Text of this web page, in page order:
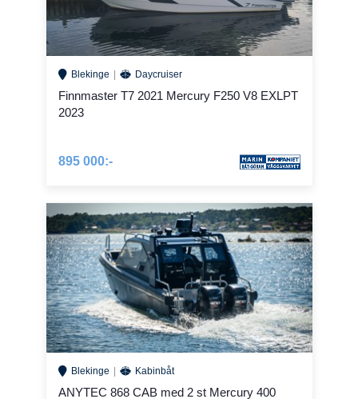
Blekinge Daycruiser
Finnmaster T7 2021 Mercury F250 V8 EXLPT
2023
895 000:-
Blekinge Kabinbåt
ANYTEC 868 CAB med 2 st Mercury 400